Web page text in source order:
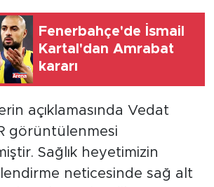
Fenerbahçe'de İsmail
Kartal'dan Amrabat
kararı
açıklamasında Vedat
görüntülenmesi
Sağlık heyetimizin
neticesinde sağ alt